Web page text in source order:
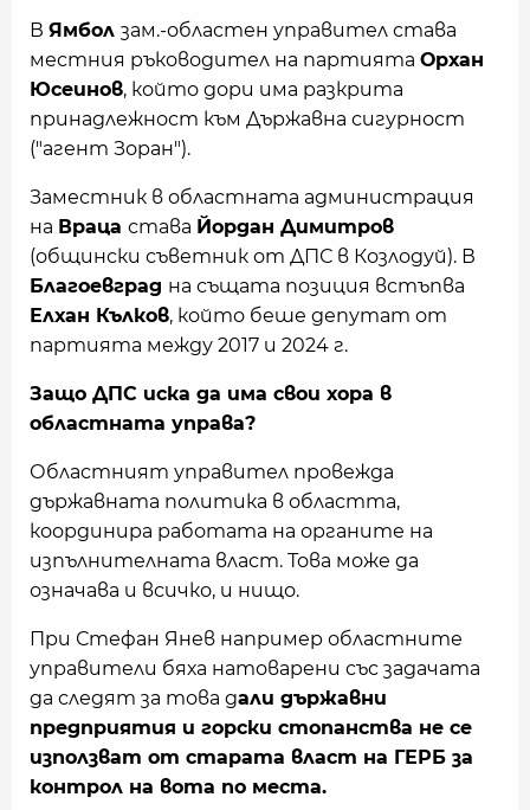
В Ямбол зам.-областен управител става
местния ръководител на партията Орхан
Юсеинов, който дори има разкрита
принадлежност към Държавна сигурност
("агент Зоран").
Заместник в областната администрация
на Враца става Йордан Димитров
(общински съветник от ДПС в Козлодуй). В
Благоевград на същата позиция встъпва
Елхан Кълков, който беше депутат от
партията между 2017 и 2024 г.
Защо ДПС иска да има свои хора в
областната управа?
Областният управител провежда
държавната политика в областта,
координира работата на органите на
изпълнителната власт. Това може да
означава и всичко, и нищо.
При Стефан Янев например областните
управители бяха натоварени със задачата
да следят за това дали държавни
предприятия и горски стопанства не се
използват от старата власт на ГЕРБ за
контрол на вота по места.